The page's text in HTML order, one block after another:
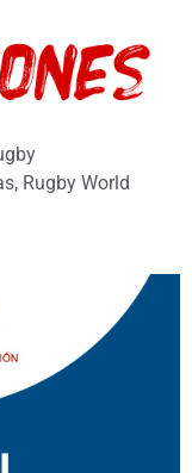
, Rugby World